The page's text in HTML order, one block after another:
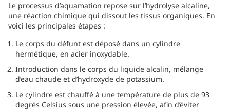
Le processus d’aquamation repose sur l’hydrolyse alcaline,
une réaction chimique qui dissout les tissus organiques. En
voici les principales étapes :
Le corps du défunt est déposé dans un cylindre
hermétique, en acier inoxydable.
Introduction dans le corps du liquide alcalin, mélange
d’eau chaude et d’hydroxyde de potassium.
Le cylindre est chauffé à une température de plus de 93
degrés Celsius sous une pression élevée, afin d’éviter